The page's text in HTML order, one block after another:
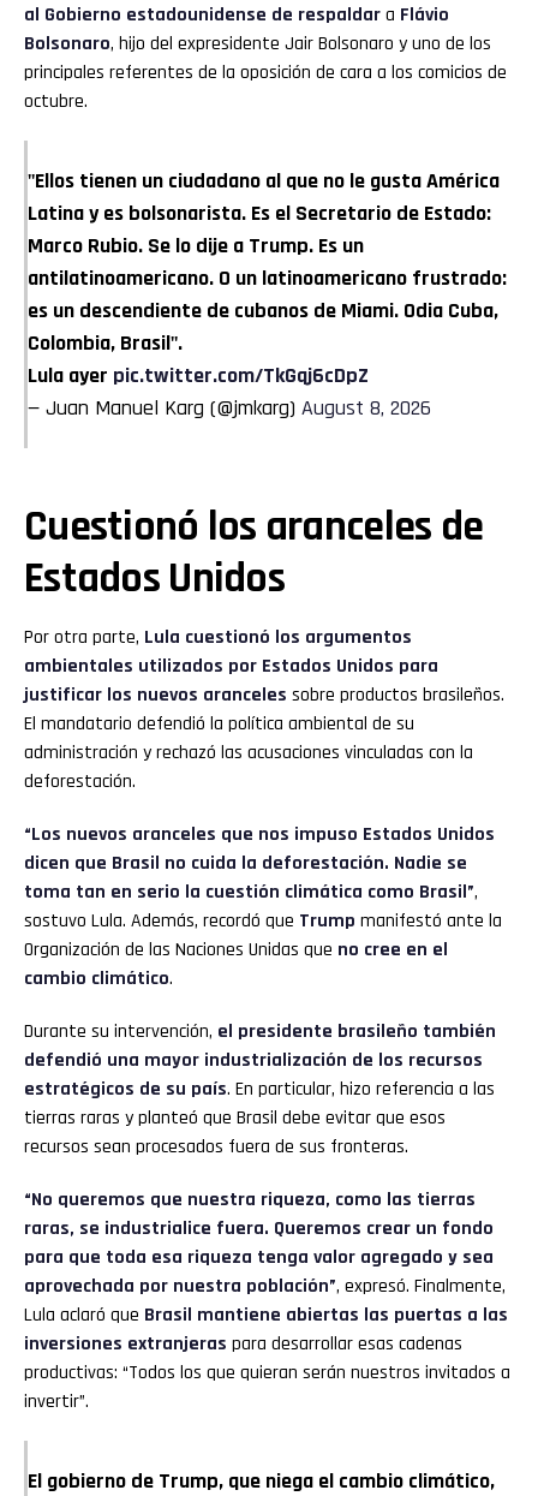
al Gobierno estadounidense de respaldara Flávio
Bolsonaro, hijo del expresidente Jair Bolsonaro y uno de los
principales referentes de la oposición de cara a los comicios de
octubre.
"Ellos tienen un ciudadano al que no le gusta América
Latina y es bolsonarista. Es el Secretario de Estado:
Marco Rubio. Se lo dije a Trump. Es un
antilatinoamericano. O un latinoamericano frustrado:
es un descendiente de cubanos de Miami. Odia Cuba,
Colombia, Brasil".
Lula ayer pic.twitter.com/TkGqj6cDpZ
— Juan Manuel Karg (@jmkarg) August 8, 2026
Cuestionó los aranceles de
Estados Unidos
Por otra parte, Lula cuestionó los argumentos
ambientales utilizados por Estados Unidos para
justificar los nuevos aranceles sobre productos brasileños.
El mandatario defendió la política ambiental de su
administración y rechazó las acusaciones vinculadas con la
deforestación.
“Los nuevos aranceles que nos impuso Estados Unidos
dicen que Brasil no cuida la deforestación. Nadie se
toma tan en serio la cuestión climática como Brasil”,
sostuvo Lula. Además, recordó que Trump manifestó ante la
Organización de las Naciones Unidas que no cree en el
cambio climático.
Durante su intervención, el presidente brasileño también
defendió una mayor industrialización de los recursos
estratégicos de su país. En particular, hizo referencia a las
tierras raras y planteó que Brasil debe evitar que esos
recursos sean procesados fuera de sus fronteras.
“No queremos que nuestra riqueza, como las tierras
raras, se industrialice fuera. Queremos crear un fondo
para que toda esa riqueza tenga valor agregado y sea
aprovechada por nuestra población”, expresó. Finalmente,
Lula aclaró que Brasil mantiene abiertas las puertas a las
inversiones extranjeras para desarrollar esas cadenas
productivas: “Todos los que quieran serán nuestros invitados a
invertir”.
El gobierno de Trump, que niega el cambio climático,